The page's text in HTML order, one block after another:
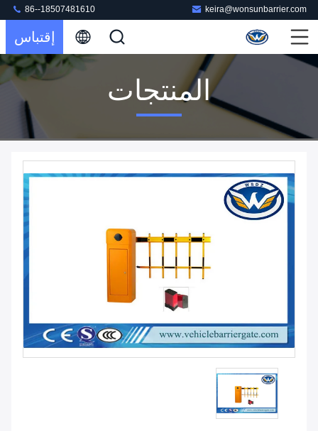
keira@wonsunbarrier.com
86--18507481610
إقتباس
المنتجات